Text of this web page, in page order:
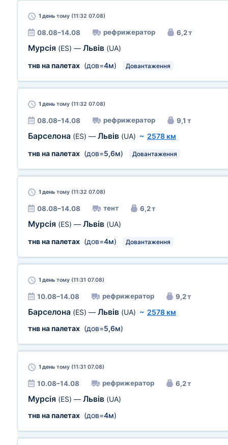
1 день тому (11:32 07.08)
08.08–14.08 рефрижератор 6,2 т
Мурсія (ES) — Львів (UA)
тнв на палетах (дов=4м) Довантаження
1 день тому (11:32 07.08)
08.08–14.08 рефрижератор 9,1 т
Барселона (ES) — Львів (UA) ~ 2578 км
тнв на палетах (дов=5,6м) Довантаження
1 день тому (11:32 07.08)
08.08–14.08 тент 6,2 т
Мурсія (ES) — Львів (UA)
тнв на палетах (дов=4м) Довантаження
1 день тому (11:31 07.08)
10.08–14.08 рефрижератор 9,2 т
Барселона (ES) — Львів (UA) ~ 2578 км
тнв на палетах (дов=5,6м)
1 день тому (11:31 07.08)
10.08–14.08 рефрижератор 6,2 т
Мурсія (ES) — Львів (UA)
тнв на палетах (дов=4м)